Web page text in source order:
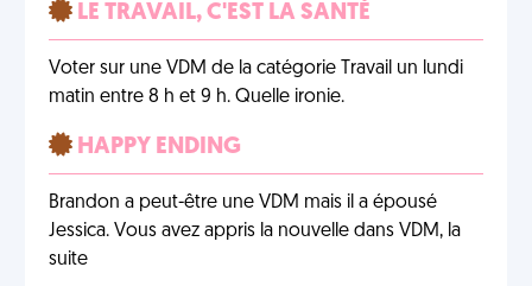
LE TRAVAIL, C'EST LA SANTÉ
Voter sur une VDM de la catégorie Travail un lundi
matin entre 8 h et 9 h. Quelle ironie.
HAPPY ENDING
Brandon a peut-être une VDM mais il a épousé
Jessica. Vous avez appris la nouvelle dans VDM, la
suite